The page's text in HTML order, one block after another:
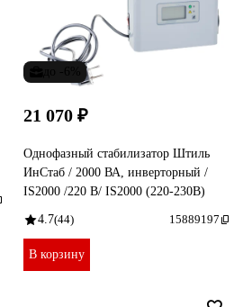
21 070 ₽
Однофазный стабилизатор Штиль
ИнСтаб / 2000 ВА, инверторный /
IS2000 /220 В/ IS2000 (220-230В)
4.7(44) 15889197
В корзину